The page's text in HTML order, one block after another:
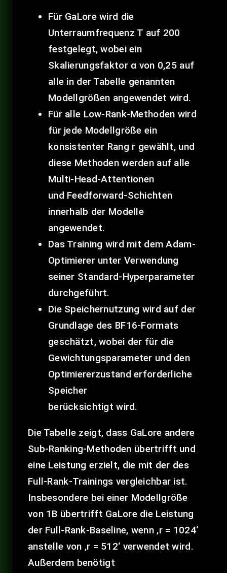
Für GaLore wird die
Unterraumfrequenz T auf 200
festgelegt, wobei ein
Skalierungsfaktor α von 0,25 auf
alle in der Tabelle genannten
Modellgrößen angewendet wird.
Für alle Low-Rank-Methoden wird
für jede Modellgröße ein
konsistenter Rang r gewählt, und
diese Methoden werden auf alle
Multi-Head-Attentionen
und Feedforward-Schichten
innerhalb der Modelle
angewendet.
Das Training wird mit dem Adam-
Optimierer unter Verwendung
seiner Standard-Hyperparameter
durchgeführt.
Die Speichernutzung wird auf der
Grundlage des BF16-Formats
geschätzt, wobei der für die
Gewichtungsparameter und den
Optimiererzustand erforderliche
Speicher
berücksichtigt wird.
Die Tabelle zeigt, dass GaLore andere
Sub-Ranking-Methoden übertrifft und
eine Leistung erzielt, die mit der des
Full-Rank-Trainings vergleichbar ist.
Insbesondere bei einer Modellgröße
von 1B übertrifft GaLore die Leistung
der Full-Rank-Baseline, wenn ‚r = 1024‘
anstelle von ‚r = 512‘ verwendet wird.
Außerdem benötigt